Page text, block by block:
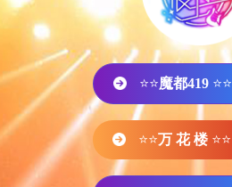
⭐⭐魔都419 ⭐⭐
⭐⭐万 花 楼 ⭐⭐